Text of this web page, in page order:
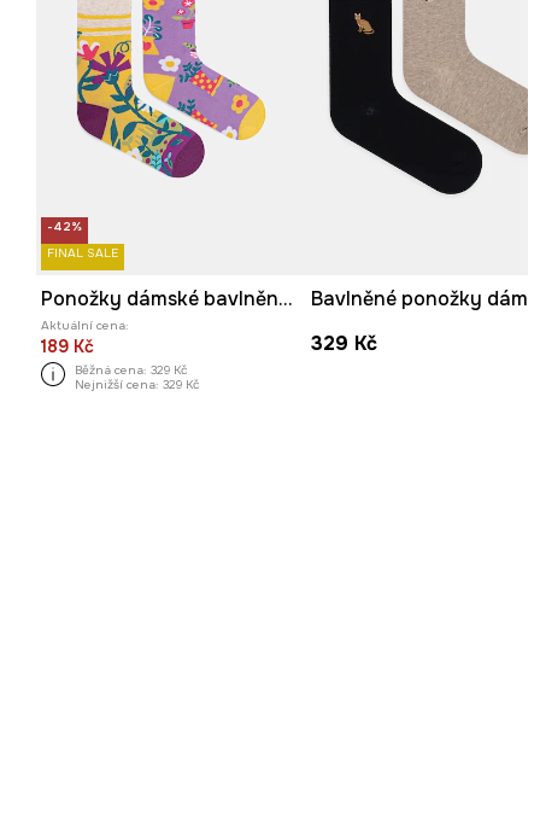
-42%
FINAL SALE
Ponožky dámské bavlněné 2-pack
Aktuální cena:
189 Kč
Běžná cena: 329 Kč
Nejnižší cena: 329 Kč
329 Kč